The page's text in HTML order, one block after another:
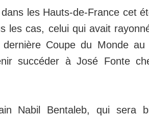
les Hauts-de-France cet
les cas, celui qui avait
Coupe du Monde au
succéder à José Fonte
Nabil Bentaleb, qui sera